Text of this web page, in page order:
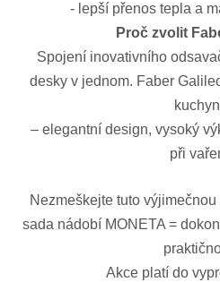
- lepší přenos tepla a
Proč zvolit
Spojení inovativního
desky v jednom. Faber
– elegantní design, vysoký
při
Nezmeškejte tuto
sada nádobí MONETA =
Akce platí do